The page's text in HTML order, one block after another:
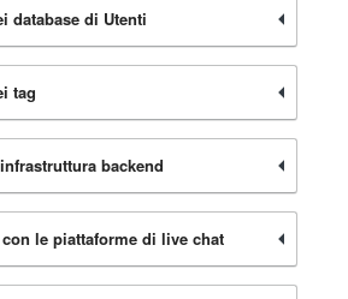
database di Utenti
tag
backend
le piattaforme di live chat